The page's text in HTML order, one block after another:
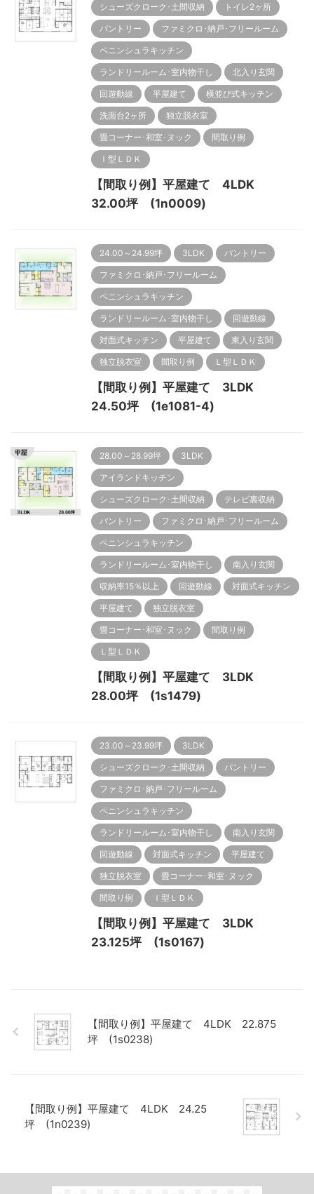
シューズクローク･土間収納 トイレ2ヶ所
パントリー ファミクロ･納戸･フリールーム
ペニンシュラキッチン
ランドリールーム･室内物干し 北入り玄関
回遊動線 平屋建て 横並び式キッチン
洗面台2ヶ所 独立脱衣室
畳コーナー･和室･ヌック 間取り例
Ｉ型ＬＤＫ
【間取り例】平屋建て 4LDK
32.00坪 (1n0009)
24.00～24.99坪 3LDK パントリー
ファミクロ･納戸･フリールーム
ペニンシュラキッチン
ランドリールーム･室内物干し 回遊動線
対面式キッチン 平屋建て 東入り玄関
独立脱衣室 間取り例 Ｌ型ＬＤＫ
【間取り例】平屋建て 3LDK
24.50坪 (1e1081-4)
28.00～28.99坪 3LDK
アイランドキッチン
シューズクローク･土間収納 テレビ裏収納
パントリー ファミクロ･納戸･フリールーム
ペニンシュラキッチン
ランドリールーム･室内物干し 南入り玄関
収納率15％以上 回遊動線 対面式キッチン
平屋建て 独立脱衣室
畳コーナー･和室･ヌック 間取り例
Ｌ型ＬＤＫ
【間取り例】平屋建て 3LDK
28.00坪 (1s1479)
23.00～23.99坪 3LDK
シューズクローク･土間収納 パントリー
ファミクロ･納戸･フリールーム
ペニンシュラキッチン
ランドリールーム･室内物干し 南入り玄関
回遊動線 対面式キッチン 平屋建て
独立脱衣室 畳コーナー･和室･ヌック
間取り例 Ｉ型ＬＤＫ
【間取り例】平屋建て 3LDK
23.125坪 (1s0167)
【間取り例】平屋建て 4LDK 22.875
坪 (1s0238)
【間取り例】平屋建て 4LDK 24.25
坪 (1n0239)